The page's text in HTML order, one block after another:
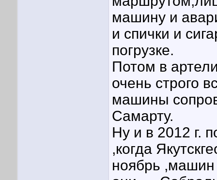
машину и
и спички и
погрузке.
Потом в
очень строго
машины
Самарту.
Ну и в 2012 г.
,когда
ноябрь ,машин